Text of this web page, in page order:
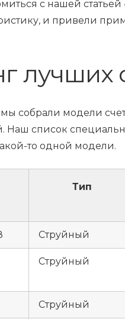
с нашей статьей
и привели
лучших
собрали модели
Наш список
то одной модели.
Тип
Струйный
Струйный
Струйный